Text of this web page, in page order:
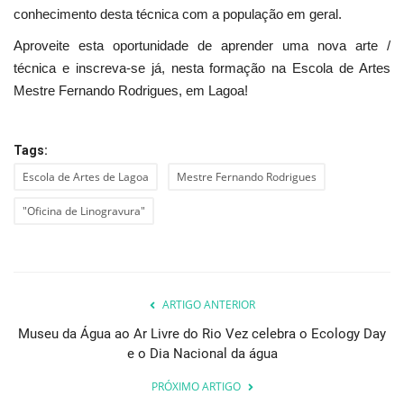
conhecimento desta técnica com a população em geral.
Aproveite esta oportunidade de aprender uma nova arte /
técnica e inscreva-se já, nesta formação na Escola de Artes
Mestre Fernando Rodrigues, em Lagoa!
Tags:
Escola de Artes de Lagoa Mestre Fernando Rodrigues
"Oficina de Linogravura"
ARTIGO ANTERIOR
Museu da Água ao Ar Livre do Rio Vez celebra o Ecology Day
e o Dia Nacional da água
PRÓXIMO ARTIGO